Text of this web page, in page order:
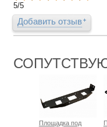
5/5
Добавить отзыв
Площадка под